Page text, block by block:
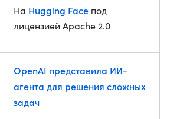
На Hugging Face под
лицензией Apache 2.0
OpenAI представила ИИ-
агента для решения сложных
задач